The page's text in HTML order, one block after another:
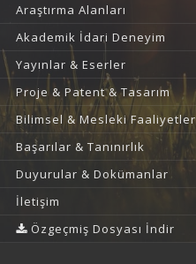
Araştırma Alanları
Akademik İdari Deneyim
Yayınlar & Eserler
Proje & Patent & Tasarım
Bilimsel & Mesleki Faaliyetler
Başarılar & Tanınırlık
Duyurular & Dokümanlar
İletişim
Özgeçmiş Dosyası İndir